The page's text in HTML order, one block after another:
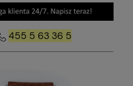
455 5 63 36 5